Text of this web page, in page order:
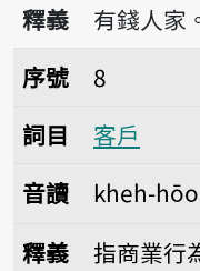
釋義
有錢人家
序號8客戶
序號
8
詞目
客戶
音讀
kheh-hōo
釋義
指商業行